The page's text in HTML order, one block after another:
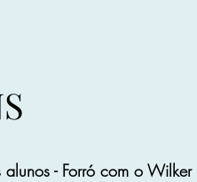
- Forró com o Wilker